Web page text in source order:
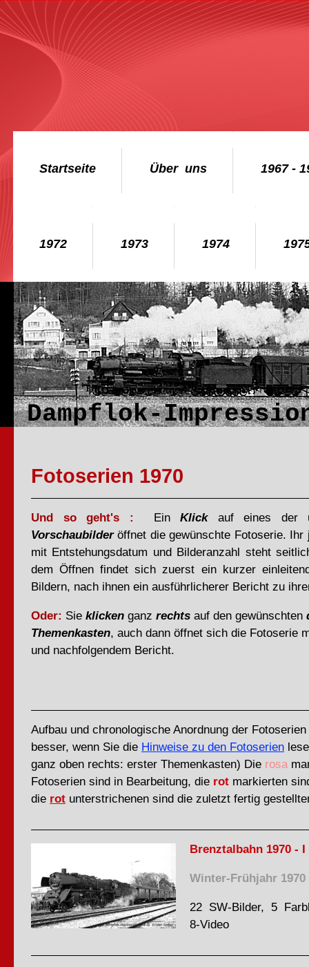
Startseite Über  uns 1967 -
1972 1973 1974
Dampflok-
Fotoserien 1970
Und so geht's : EinKlickauf eines der
Vorschaubilderöffnet die gewünschte Fotoserie. Ihr
mit Entstehungsdatum und Bilderanzahl steht
dem Öffnen findet sich zuerst ein kurzer
Bildern, nach ihnen ein ausführlicherer Bericht zu
Oder: Sie klicken ganz rechts auf den gewünschten
Themenkasten, auch dann öffnet sich die Fotoserie
und nachfolgendem Bericht.
Aufbau und chronologische Anordnung der
besser, wenn Sie die Hinweise zu den Fotoserien
ganz oben rechts: erster Themenkasten) Die rosa
Fotoserien sind in Bearbeitung, die rot markierten
die rot unterstrichenen sind die zuletzt fertig
Brenztalbahn 1970 - I
Winter-Frühjahr 1970
22 SW-Bilder, 5
8-Video